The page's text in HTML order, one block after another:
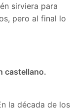
sirviera para
pero al final lo
castellano.
la década de los